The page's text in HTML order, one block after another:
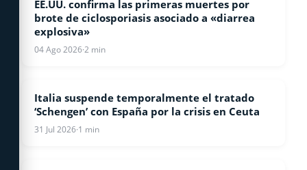
ESTADOS UNIDOS
EE.UU. confirma las primeras muertes por
brote de ciclosporiasis asociado a «diarrea
explosiva»
04 Ago 2026·2 min
INTERNACIONALES
Italia suspende temporalmente el tratado
‘Schengen’ con España por la crisis en Ceuta
31 Jul 2026·1 min